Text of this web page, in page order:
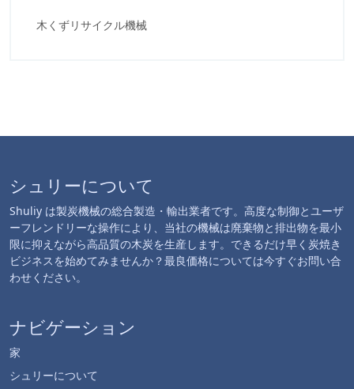
木くずリサイクル機械
シュリーについて
Shuliy は製炭機械の総合製造・輸出業者です。高度な制御とユーザ
ーフレンドリーな操作により、当社の機械は廃棄物と排出物を最小
限に抑えながら高品質の木炭を生産します。できるだけ早く炭焼き
ビジネスを始めてみませんか？最良価格については今すぐお問い合
わせください。
ナビゲーション
家
シュリーについて